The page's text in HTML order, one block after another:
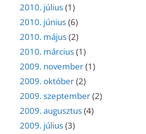
2010. július(1)
2010. június(6)
2010. május(2)
2010. március(1)
2009. november(1)
2009. október(2)
2009. szeptember(2)
2009. augusztus(4)
2009. július(3)